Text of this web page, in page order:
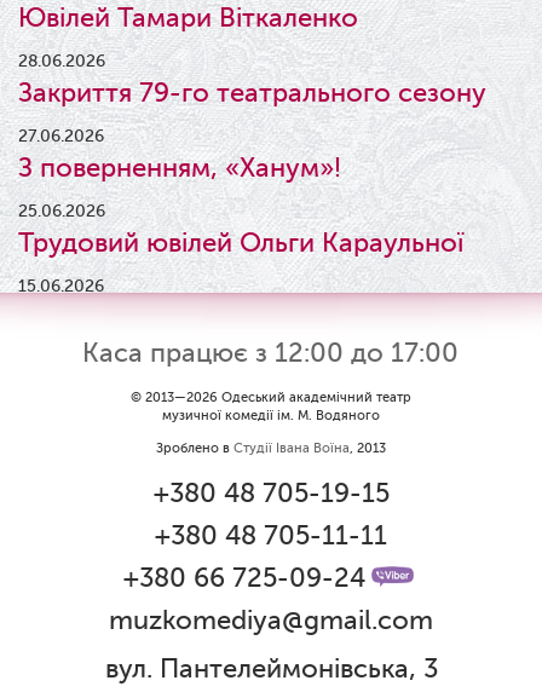
Ювілей Тамари Віткаленко
28.06.2026
Закриття 79-го театрального сезону
27.06.2026
З поверненням, «Ханум»!
25.06.2026
Трудовий ювілей Ольги Караульної
15.06.2026
Результати конкурсу
09.06.2026
Вітаємо Ірину Візіренко з
народженням дівчинки!
Дякуємо за свято!
Графік роботи каси 1 червня
Ювілей Олени Редько
Каса працює з 12:00 до 17:00
© 2013—2026 Одеський академічний театр
музичної комедії ім. М. Водяного
Зроблено в Студії Івана Воїна, 2013
+380 48 705-19-15
+380 48 705-11-11
+380 66 725-09-24
muzkomediya@gmail.com
вул. Пантелеймонівська, 3